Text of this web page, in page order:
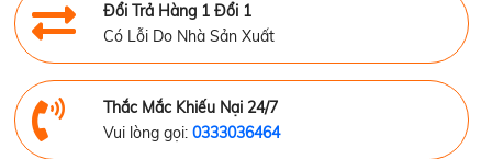
Đổi Trả Hàng 1 Đổi 1
Có Lỗi Do Nhà Sản Xuất
Thắc Mắc Khiếu Nại 24/7
Vui lòng gọi:0333036464